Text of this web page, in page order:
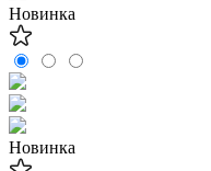
Новинка
Новинка